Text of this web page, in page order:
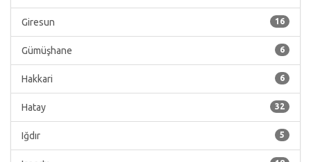
16
Giresun
6
Gümüşhane
6
Hakkari
32
Hatay
5
Iğdır